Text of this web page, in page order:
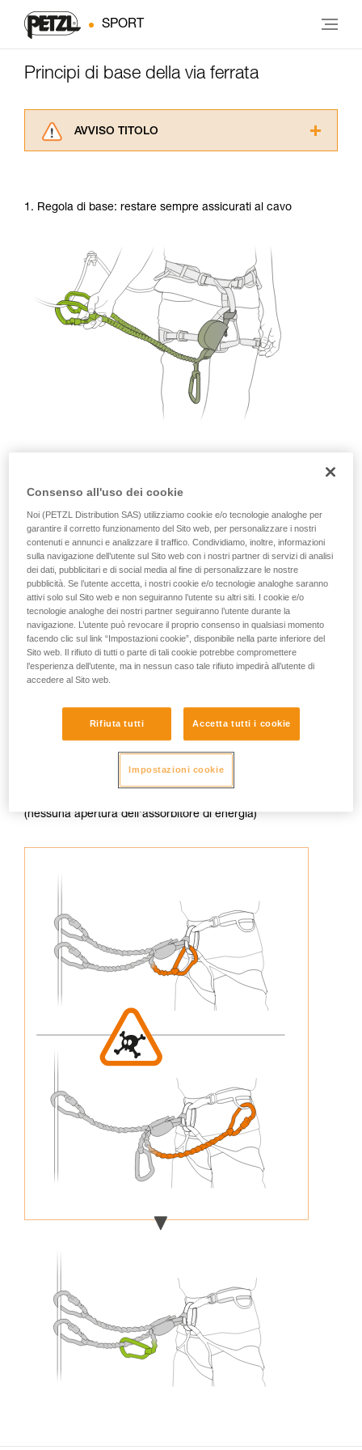
SPORT
Principi di base della via ferrata
AVVISO TITOLO
informazioni dell’istruzione tecnica per poter
formazione ed un addestramento specifico.
Verificate con un professionista la vostra
capacità di rifare la manovra, da soli, in piena
sicurezza, prima di riprodurla autonomamente.
Forniamo esempi di tecniche relative alla vostra
attività. Ne possono esistere altre che non
vengono qui descritte.
1. Regola di base: restare sempre assicurati al cavo
2. Una sola persona per segmento di cavo
(nessuna apertura dell'assorbitore di energia)
Consenso all'uso dei cookie
Noi (PETZL Distribution SAS) utilizziamo cookie e/o tecnologie analoghe per
garantire il corretto funzionamento del Sito web, per personalizzare i nostri
contenuti e annunci e analizzare il traffico. Condividiamo, inoltre, informazioni
sulla navigazione dell’utente sul Sito web con i nostri partner di servizi di analisi
dei dati, pubblicitari e di social media al fine di personalizzare le nostre
pubblicità. Se l’utente accetta, i nostri cookie e/o tecnologie analoghe saranno
attivi solo sul Sito web e non seguiranno l’utente su altri siti. I cookie e/o
tecnologie analoghe dei nostri partner seguiranno l’utente durante la
navigazione. L’utente può revocare il proprio consenso in qualsiasi momento
facendo clic sul link “Impostazioni cookie”, disponibile nella parte inferiore del
Sito web. Il rifiuto di tutti o parte di tali cookie potrebbe compromettere
l’esperienza dell’utente, ma in nessun caso tale rifiuto impedirà all’utente di
accedere al Sito web.
Rifiuta tutti Accetta tutti i cookie
Impostazioni cookie